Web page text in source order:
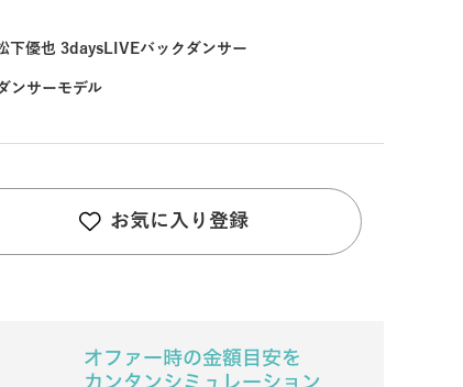
下優也 3daysLIVEバックダンサー
ンサーモデル
お気に入り登録